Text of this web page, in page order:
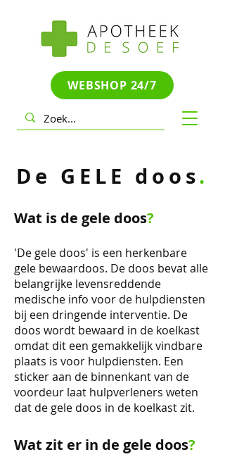
WEBSHOP 24/7
De GELE doos.
Wat is de gele doos?
'De gele doos' is een herkenbare
gele bewaardoos. De doos bevat alle
belangrijke levensreddende
medische info voor de hulpdiensten
bij een dringende interventie. De
doos wordt bewaard in de koelkast
omdat dit een gemakkelijk vindbare
plaats is voor hulpdiensten. Een
sticker aan de binnenkant van de
voordeur laat hulpverleners weten
dat de gele doos in de koelkast zit.
Wat zit er in de gele doos?